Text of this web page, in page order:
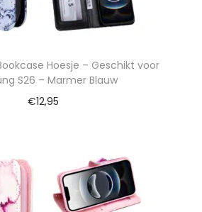
Hoesje – Geschikt voor
S26 – Marmer Blauw
€12,95